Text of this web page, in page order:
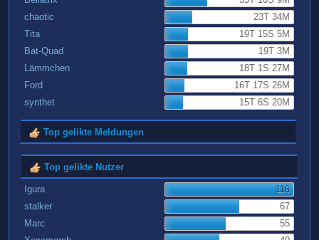
chaotic
23T 34M
Tita
19T 15S 5M
Bat-Quad
19T 3M
Lämmchen
18T 1S 27M
Ford
16T 17S 26M
synthet
15T 6S 20M
Top gelikte Meldungen
Top gelikte Nutzer
Igura
116
stalker
67
Marc
55